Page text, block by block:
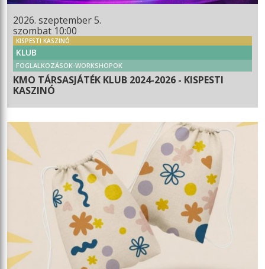
2026. szeptember 5.
szombat 10:00
KISPESTI KASZINÓ
KLUB
FOGLALKOZÁSOK-WORKSHOPOK
KMO TÁRSASJÁTÉK KLUB 2024-2026 - KISPESTI
KASZINÓ